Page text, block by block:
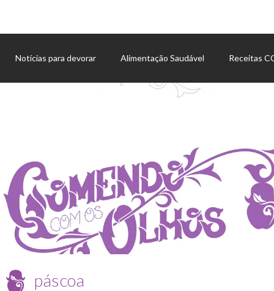
Notícias para devorar Alimentação Saudável Receitas
páscoa